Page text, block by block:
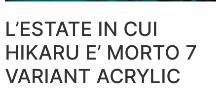
L’ESTATE IN CUI
HIKARU E’ MORTO 7
VARIANT ACRYLIC